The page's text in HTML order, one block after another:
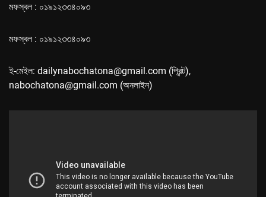
মফস্বল : ০১৯১২৩৩৪০৯৩
মফস্বল : ০১৯১২৩৩৪০৯৩
ই-মেইল: dailynabochatona@gmail.com (প্রিন্ট),
nabochatona@gmail.com (অনলাইন)